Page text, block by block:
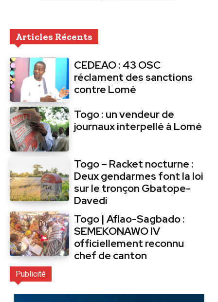
Articles Récents
CEDEAO : 43 OSC
réclament des sanctions
contre Lomé
Togo : un vendeur de
journaux interpellé à Lomé
Togo – Racket nocturne :
Deux gendarmes font la loi
sur le tronçon Gbatope-
Davedi
Togo | Aflao-Sagbado :
SEMEKONAWO IV
officiellement reconnu
chef de canton
Publicité